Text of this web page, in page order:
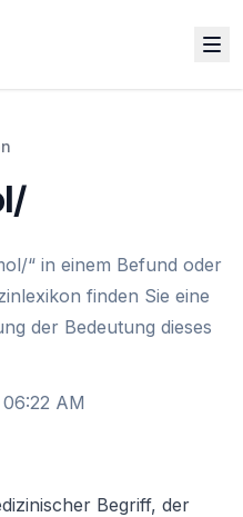
“ in einem Befund oder
finden Sie eine
der Bedeutung dieses
AM
Begriff, der